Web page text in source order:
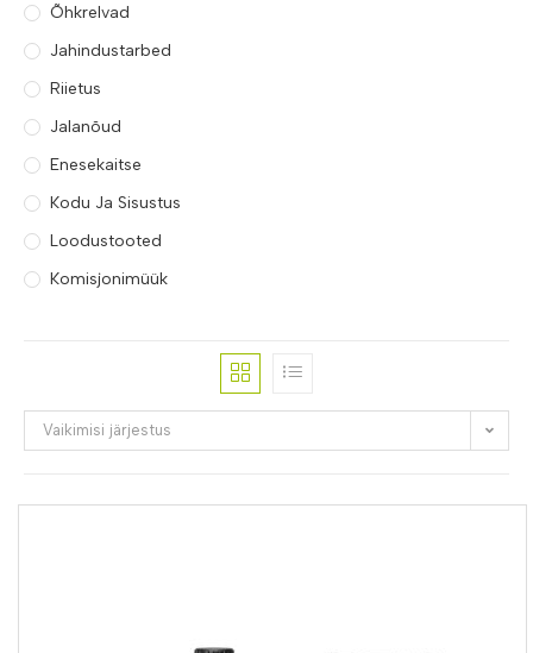
Õhkrelvad
Jahindustarbed
Riietus
Jalanõud
Enesekaitse
Kodu Ja Sisustus
Loodustooted
Komisjonimüük
Vaikimisi järjestus